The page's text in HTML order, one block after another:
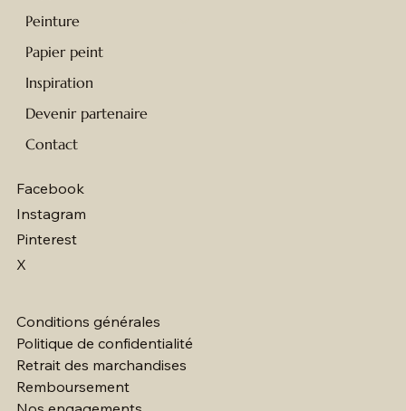
Peinture
Papier peint
Inspiration
Devenir partenaire
Contact
Conditions générales
Politique de confidentialité
Retrait des marchandises
Remboursement
Facebook
Instagram
Pinterest
X